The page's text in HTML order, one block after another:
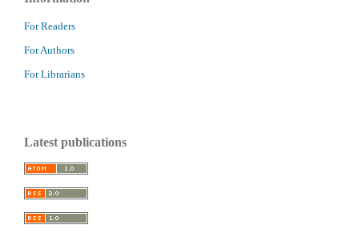
For Readers
For Authors
For Librarians
Latest publications